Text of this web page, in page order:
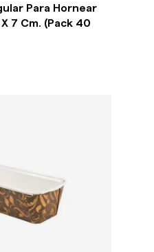
Para Hornear
7 Cm. (Pack 40